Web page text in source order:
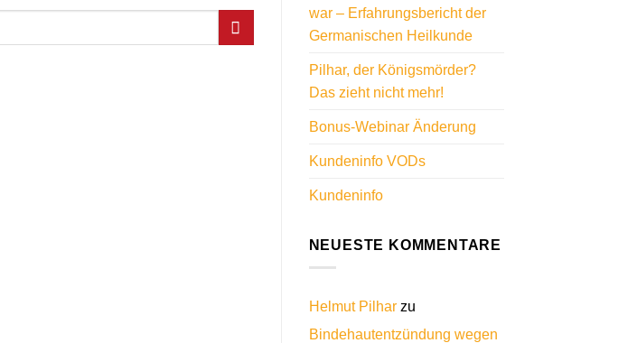
war – Erfahrungsbericht der
Germanischen Heilkunde
Pilhar, der Königsmörder?
Das zieht nicht mehr!
Bonus-Webinar Änderung
Kundeninfo VODs
Kundeninfo
NEUESTE KOMMENTARE
Helmut Pilharzu
Bindehautentzündung wegen